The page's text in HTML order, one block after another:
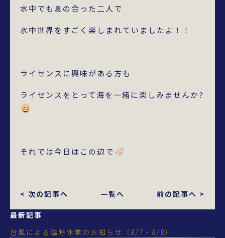
水中でも息の合った二人で
水中世界をすごく楽しまれていましたよ！！
ライセンスに興味がある方も
ライセンスをとって海を一緒に楽しみませんか?
それでは今日はこの辺で
< 次の記事へ 一覧へ 前の記事へ >
最新記事
台風による臨時休業のお知らせ（8/7・8/8）